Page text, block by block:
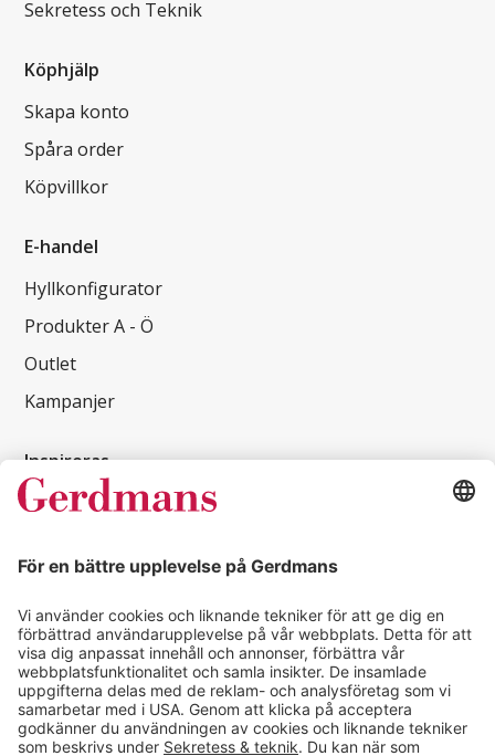
Sekretess och Teknik
Köphjälp
Skapa konto
Spåra order
Köpvillkor
E-handel
Hyllkonfigurator
Produkter A - Ö
Outlet
Kampanjer
Inspireras
Kundcase
Läsvärt
Kontakt
info@gerdmans.se
0433-740 80